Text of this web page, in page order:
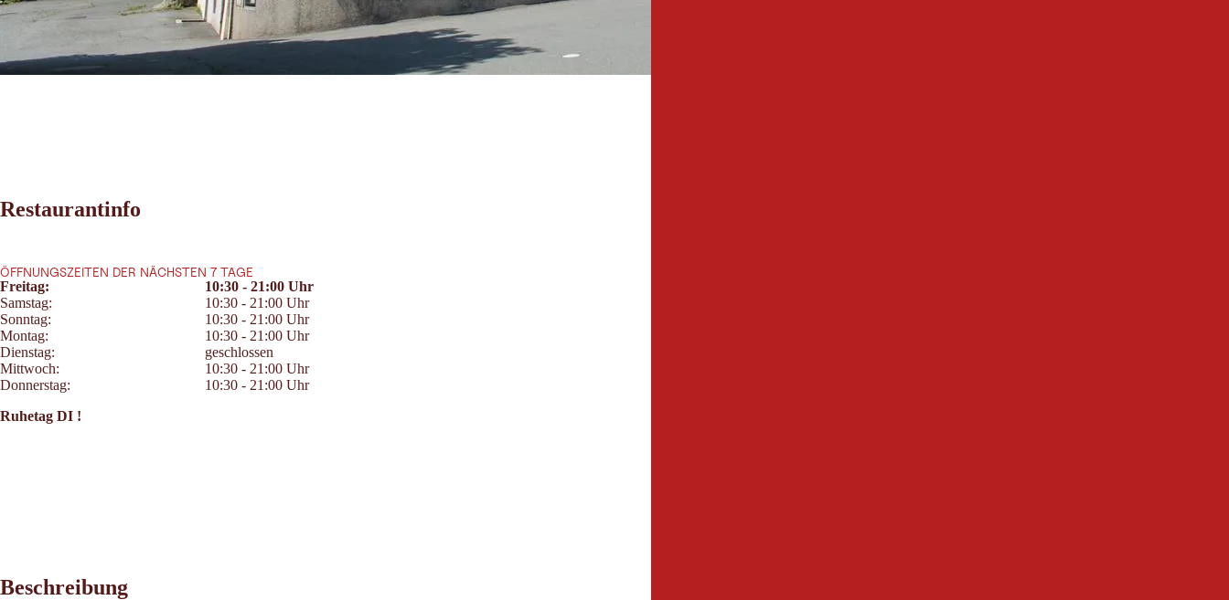
Restaurantinfo
ÖFFNUNGSZEITEN DER NÄCHSTEN 7 TAGE
Freitag:
10:30 - 21:00 Uhr
Samstag:
10:30 - 21:00 Uhr
Sonntag:
10:30 - 21:00 Uhr
Montag:
10:30 - 21:00 Uhr
Dienstag:
geschlossen
Mittwoch:
10:30 - 21:00 Uhr
Donnerstag:
10:30 - 21:00 Uhr
Ruhetag DI !
Beschreibung